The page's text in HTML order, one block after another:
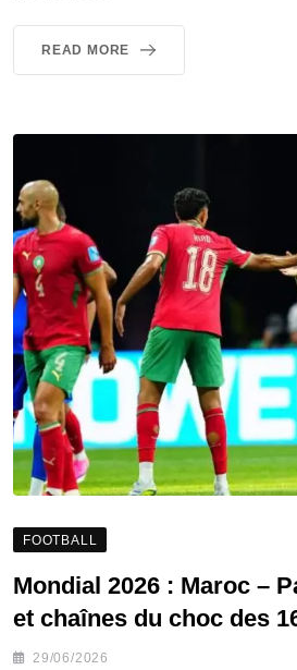
READ MORE
FOOTBALL
Mondial 2026 : Maroc –
et chaînes du choc des
29/06/2026